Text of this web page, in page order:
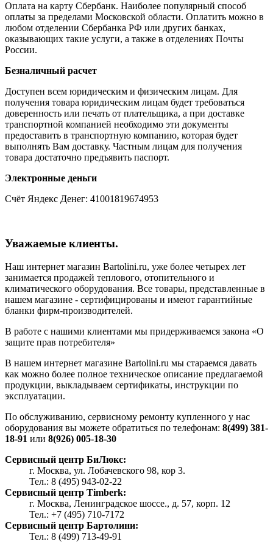
Оплата на карту Сбербанк. Наиболее популярный способ
оплаты за пределами Московской области. Оплатить можно в
любом отделении Сбербанка РФ или других банках,
оказывающих такие услуги, а также в отделениях Почты
России.
Безналичный расчет
Доступен всем юридическим и физическим лицам. Для
получения товара юридическим лицам будет требоваться
доверенность или печать от плательщика, а при доставке
транспортной компанией необходимо эти документы
предоставить в транспортную компанию, которая будет
выполнять Вам доставку. Частным лицам для получения
товара достаточно предъявить паспорт.
Электронные деньги
Счёт Яндекс Денег: 41001819674953
Уважаемые клиенты.
Наш интернет магазин Bartolini.ru, уже более четырех лет
занимается продажей теплового, отопительного и
климатического оборудования. Все товары, представленные в
нашем магазине - сертифицированы и имеют гарантийные
бланки фирм-производителей.
В работе с нашими клиентами мы придерживаемся закона «О
защите прав потребителя»
В нашем интернет магазине Bartolini.ru мы стараемся давать
как можно более полное техническое описание предлагаемой
продукции, выкладываем сертификаты, инструкции по
эксплуатации.
По обслуживанию, сервисному ремонту купленного у нас
оборудования вы можете обратиться по телефонам: 8(499) 381-
18-91 или 8(926) 005-18-30
Сервисный центр БиЛюкс:
г. Москва, ул. Лобачевского 98, кор 3.
Тел.: 8 (495) 943-02-22
Сервисный центр Timberk:
г. Москва, Ленинградское шоссе., д. 57, корп. 12
Тел.: +7 (495) 710-7172
Сервисный центр Бартолини:
Тел.: 8 (499) 713-49-91